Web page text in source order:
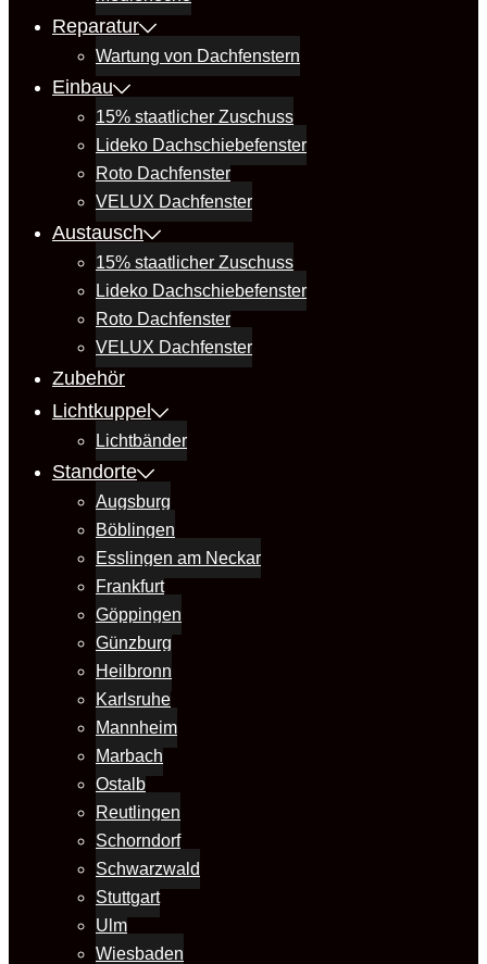
Reparatur
Wartung von Dachfenstern
Einbau
15% staatlicher Zuschuss
Lideko Dachschiebefenster
Roto Dachfenster
VELUX Dachfenster
Austausch
15% staatlicher Zuschuss
Lideko Dachschiebefenster
Roto Dachfenster
VELUX Dachfenster
Zubehör
Lichtkuppel
Lichtbänder
Standorte
Augsburg
Böblingen
Esslingen am Neckar
Frankfurt
Göppingen
Günzburg
Heilbronn
Karlsruhe
Mannheim
Marbach
Ostalb
Reutlingen
Schorndorf
Schwarzwald
Stuttgart
Ulm
Wiesbaden